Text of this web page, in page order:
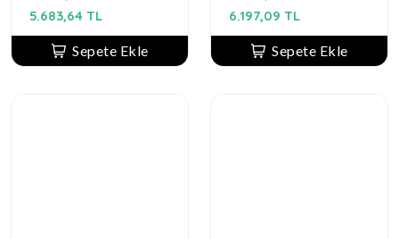
5.683,64 TL
Sepete Ekle
6.197,09 TL
Sepete Ekle